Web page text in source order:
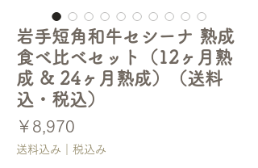
岩手短角和牛セシーナ 熟成
食べ比べセット（12ヶ月熟
成 & 24ヶ月熟成）（送料
込・税込）
￥8,970
格
送料込み｜税込み